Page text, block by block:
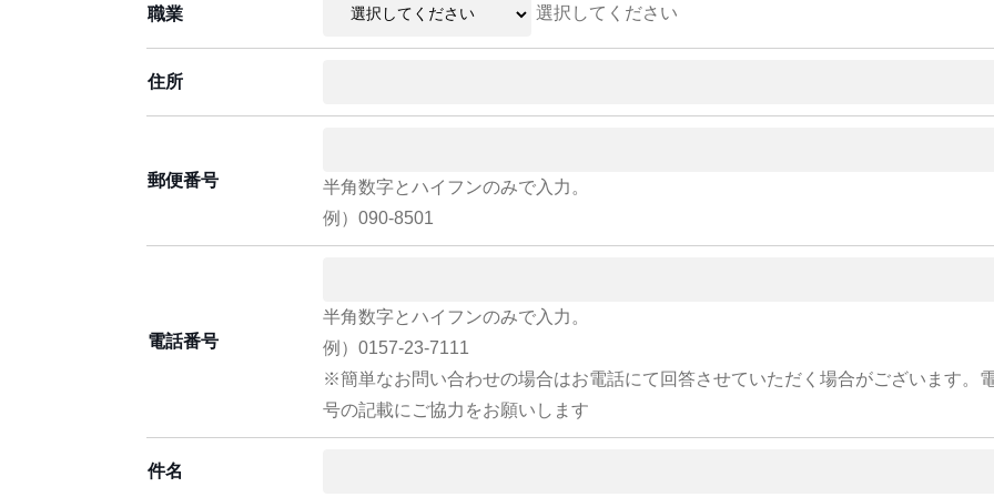
職業 選択してください
住所
郵便番号
半角数字とハイフンのみで入力。
例）090-8501
電話番号
半角数字とハイフンのみで入力。
例）0157-23-7111
※簡単なお問い合わせの場合はお電話にて回答させていただく場合がございます。
号の記載にご協力をお願いします
件名